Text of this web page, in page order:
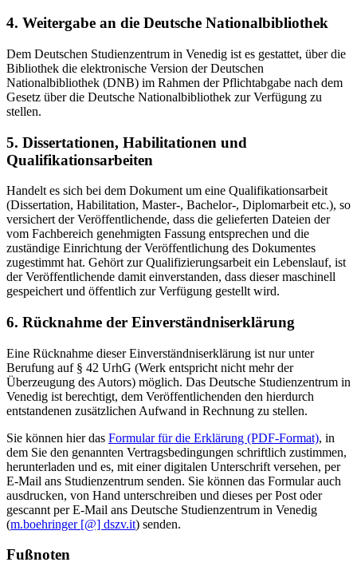
4. Weitergabe an die Deutsche Nationalbibliothek
Dem Deutschen Studienzentrum in Venedig ist es gestattet, über die
Bibliothek die elektronische Version der Deutschen
Nationalbibliothek (DNB) im Rahmen der Pflichtabgabe nach dem
Gesetz über die Deutsche Nationalbibliothek zur Verfügung zu
stellen.
5. Dissertationen, Habilitationen und
Qualifikationsarbeiten
Handelt es sich bei dem Dokument um eine Qualifikationsarbeit
(Dissertation, Habilitation, Master-, Bachelor-, Diplomarbeit etc.), so
versichert der Veröffentlichende, dass die gelieferten Dateien der
vom Fachbereich genehmigten Fassung entsprechen und die
zuständige Einrichtung der Veröffentlichung des Dokumentes
zugestimmt hat. Gehört zur Qualifizierungsarbeit ein Lebenslauf, ist
der Veröffentlichende damit einverstanden, dass dieser maschinell
gespeichert und öffentlich zur Verfügung gestellt wird.
6. Rücknahme der Einverständniserklärung
Eine Rücknahme dieser Einverständniserklärung ist nur unter
Berufung auf § 42 UrhG (Werk entspricht nicht mehr der
Überzeugung des Autors) möglich. Das Deutsche Studienzentrum in
Venedig ist berechtigt, dem Veröffentlichenden den hierdurch
entstandenen zusätzlichen Aufwand in Rechnung zu stellen.
Sie können hier das Formular für die Erklärung (PDF-Format), in
dem Sie den genannten Vertragsbedingungen schriftlich zustimmen,
herunterladen und es, mit einer digitalen Unterschrift versehen, per
E-Mail ans Studienzentrum senden. Sie können das Formular auch
ausdrucken, von Hand unterschreiben und dieses per Post oder
gescannt per E-Mail ans Deutsche Studienzentrum in Venedig
(m.boehringer [@] dszv.it) senden.
Fußnoten